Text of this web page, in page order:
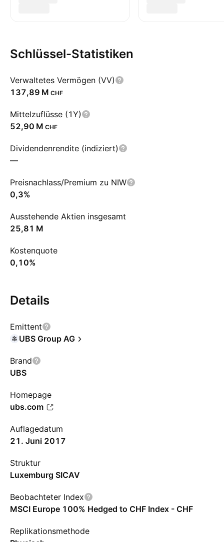
Schlüssel-Statistiken
Verwaltetes Vermögen (VV)
‪137,89 M‬ CHF
Mittelzuflüsse (1Y)
‪52,90 M‬ CHF
Dividendenrendite (indiziert)
—
Preisnachlass/Premium zu NIW
0,3%
Ausstehende Aktien insgesamt
‪25,81 M‬
Kostenquote
0,10%
Details
Emittent
UBS Group AG
Brand
UBS
Homepage
ubs.com
Auflagedatum
21. Juni 2017
Struktur
Luxemburg SICAV
Beobachteter Index
MSCI Europe 100% Hedged to CHF Index - CHF
Replikationsmethode